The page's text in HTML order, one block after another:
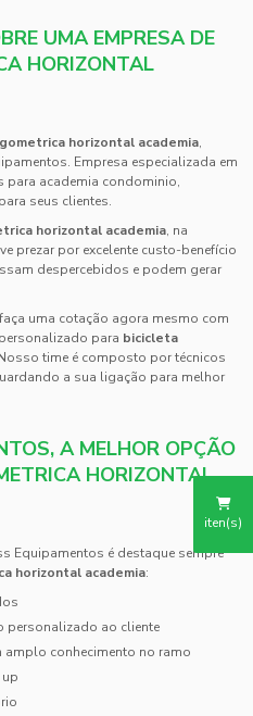
iten(s)
UMA EMPRESA DE
HORIZONTAL
horizontal academia,
Empresa especializada em
para academia condominio,
seus clientes.
horizontal academia, na
prezar por excelente custo-benefício
despercebidos e podem gerar
uma cotação agora mesmo com
para bicicleta
time é composto por técnicos
a sua ligação para melhor
A MELHOR OPÇÃO
HORIZONTAL
Equipamentos é destaque sempre
horizontal academia:
personalizado ao cliente
amplo conhecimento no ramo